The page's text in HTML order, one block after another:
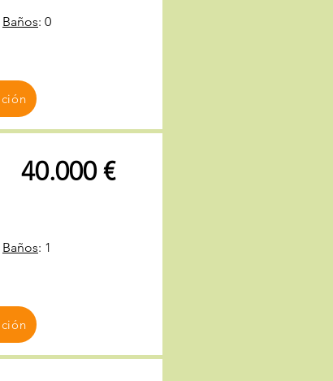
Baños: 0
40.000 €
Baños: 1